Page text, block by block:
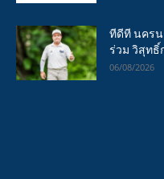
ทีดีที นครน
ร่วม วิสุท
06/08/2026